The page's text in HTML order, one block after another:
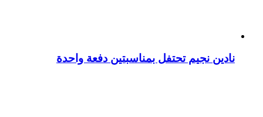
نادين نجيم تحتفل بمناسبتين دفعة واحدة